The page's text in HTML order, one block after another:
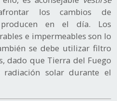
los cambios de
en el día. Los
e impermeables son lo
se debe utilizar filtro
dado que Tierra del Fuego
solar durante el